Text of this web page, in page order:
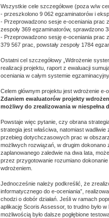
Wszystkie cele szczegółowe (poza w/w
- przeszkolono 9 062 egzaminatorów i
- Przeprowadzono sesje e-oceniania prac
zespoły 369 egzaminatorów, sprawdzono
- Przeprowadzono sesję e-oceniania prac
379 567 prac, powstały zespoły 1784
Ostatni cel szczegółowy „Wdrożenie
realizacji projektu, raport z ewaluacji
oceniania w całym systemie
Celem głównym projektu jest wdrożenie
Zdaniem ewaluatorów projekty
możliwy do zrealizowania w niespełna
Powstaje więc pytanie, czy obrana
strategia jest właściwa, natomiast
przebieg dotychczasowych prac w
możliwych rozwiązań, w drugim dokonano
zaplanowanego zaledwie na dwa lata,
przez przygotowanie rozumiano
wdrożeniem.
Jednocześnie należy podkreślić, że
informatycznego do e-oceniania”,
chodzi o dobór działań. Jeśli w ramach
aplikację Scoris Assessor, to trudno było
możliwością było dalsze pogłębione